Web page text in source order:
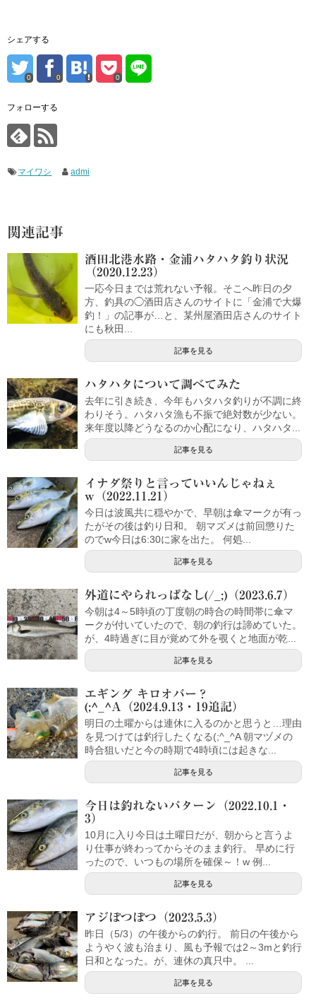
シェアする
0 0 0
フォローする
マイワシ admi
関連記事
酒田北港水路・金浦ハタハタ釣り状況
（2020.12.23）
一応今日までは荒れない予報。そこへ昨日の夕
方、釣具の◯酒田店さんのサイトに「金浦で大爆
釣！」の記事が…と、某州屋酒田店さんのサイト
にも秋田...
記事を見る
ハタハタについて調べてみた
去年に引き続き、今年もハタハタ釣りが不調に終
わりそう。ハタハタ漁も不振で絶対数が少ない。
来年度以降どうなるのか心配になり、ハタハタ...
記事を見る
イナダ祭りと言っていいんじゃねぇ
w（2022.11.21）
今日は波風共に穏やかで、早朝は傘マークが有っ
たがその後は釣り日和。 朝マズメは前回懲りた
のでw今日は6:30に家を出た。 何処...
記事を見る
外道にやられっぱなし(/_;)（2023.6.7）
今朝は4～5時頃の丁度朝の時合の時間帯に傘マ
ークが付いていたので、朝の釣行は諦めていた。
が、4時過ぎに目が覚めて外を覗くと地面が乾...
記事を見る
エギング キロオバー？
(;^_^A（2024.9.13・19追記）
明日の土曜からは連休に入るのかと思うと…理由
を見つけては釣行したくなる(;^_^A 朝マヅメの
時合狙いだと今の時期で4時頃には起きな...
記事を見る
今日は釣れないパターン（2022.10.1・
3）
10月に入り今日は土曜日だが、朝からと言うよ
り仕事が終わってからそのまま釣行。 早めに行
ったので、いつもの場所を確保～！w 例...
記事を見る
アジぽつぽつ（2023.5.3）
昨日（5/3）の午後からの釣行。 前日の午後から
ようやく波も治まり、風も予報では2～3mと釣行
日和となった。が、連休の真只中。 ...
記事を見る